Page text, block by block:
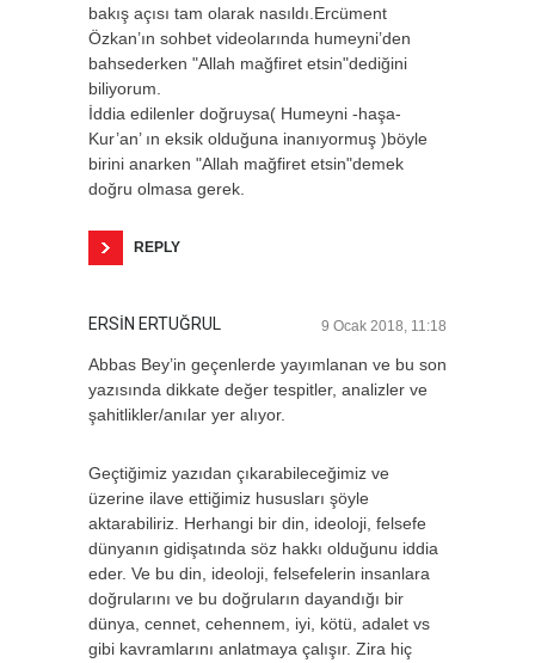
bakış açısı tam olarak nasıldı.Ercüment
Özkan’ın sohbet videolarında humeyni’den
bahsederken "Allah mağfiret etsin"dediğini
biliyorum.
İddia edilenler doğruysa( Humeyni -haşa-
Kur’an’ ın eksik olduğuna inanıyormuş )böyle
birini anarken "Allah mağfiret etsin"demek
doğru olmasa gerek.
REPLY
ERSİN ERTUĞRUL 9 Ocak 2018, 11:18
Abbas Bey’in geçenlerde yayımlanan ve bu son
yazısında dikkate değer tespitler, analizler ve
şahitlikler/anılar yer alıyor.
Geçtiğimiz yazıdan çıkarabileceğimiz ve
üzerine ilave ettiğimiz hususları şöyle
aktarabiliriz. Herhangi bir din, ideoloji, felsefe
dünyanın gidişatında söz hakkı olduğunu iddia
eder. Ve bu din, ideoloji, felsefelerin insanlara
doğrularını ve bu doğruların dayandığı bir
dünya, cennet, cehennem, iyi, kötü, adalet vs
gibi kavramlarını anlatmaya çalışır. Zira hiç